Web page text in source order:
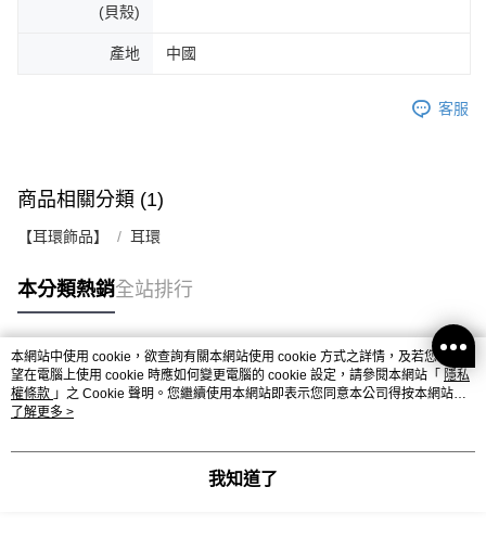
(貝殼)
產地 中國
客服
商品相關分類 (1)
【耳環飾品】 耳環
本分類熱銷全站排行
熱門標籤
本網站中使用 cookie，欲查詢有關本網站使用 cookie 方式之詳情，及若您不希
望在電腦上使用 cookie 時應如何變更電腦的 cookie 設定，請參閱本網站「 隱私
權條款 」之 Cookie 聲明。您繼續使用本網站即表示您同意本公司得按本網站使
用條款之 Cookie 聲明使用 cookie。
了解更多 >
我知道了